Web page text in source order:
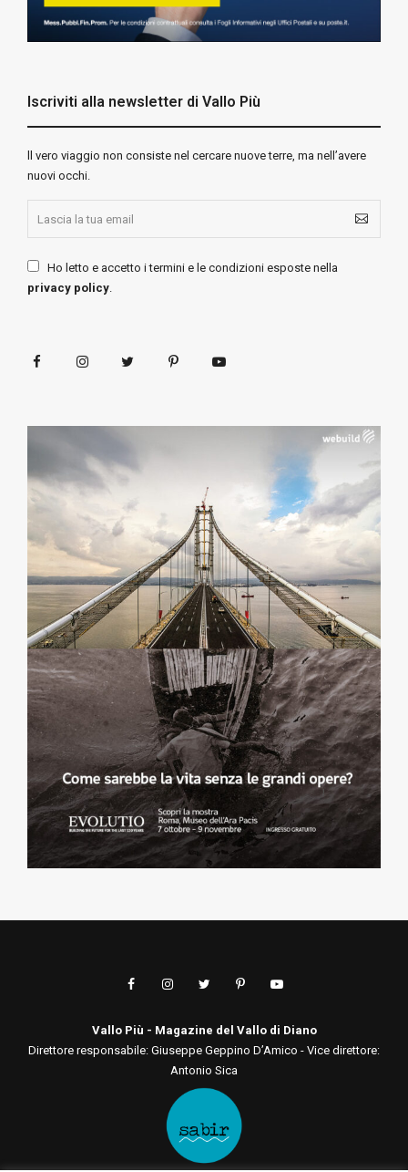
Iscriviti alla newsletter di Vallo Più
ll vero viaggio non consiste nel cercare nuove terre, ma nell’avere
nuovi occhi.
Ho letto e accetto i termini e le condizioni esposte nella
privacy policy.
Vallo Più - Magazine del Vallo di Diano
Direttore responsabile: Giuseppe Geppino D’Amico - Vice direttore:
Antonio Sica